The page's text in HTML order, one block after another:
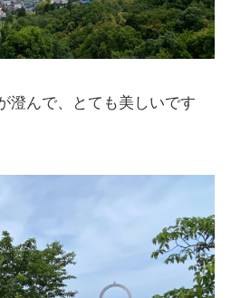
澄んで、とても美しいです